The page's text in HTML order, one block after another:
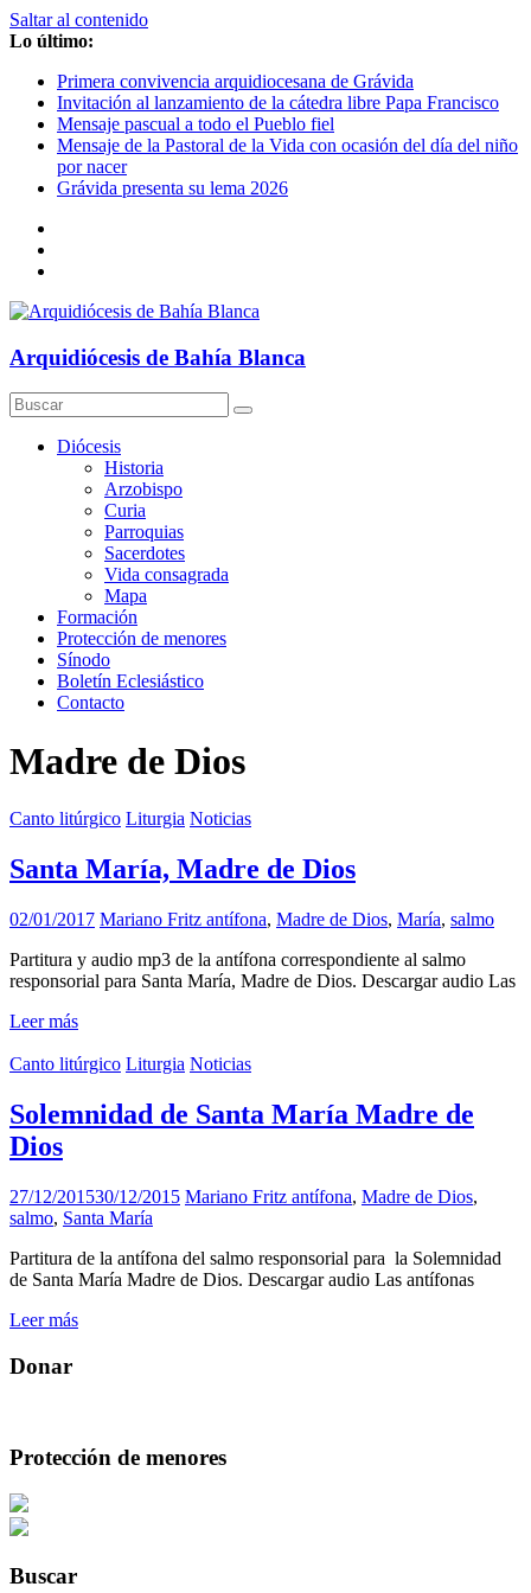
Saltar al contenido
Lo último:
Primera convivencia arquidiocesana de Grávida
Invitación al lanzamiento de la cátedra libre Papa Francisco
Mensaje pascual a todo el Pueblo fiel
Mensaje de la Pastoral de la Vida con ocasión del día del niño
por nacer
Grávida presenta su lema 2026
Arquidiócesis de Bahía Blanca
Diócesis
Historia
Arzobispo
Curia
Parroquias
Sacerdotes
Vida consagrada
Mapa
Formación
Protección de menores
Sínodo
Boletín Eclesiástico
Contacto
Madre de Dios
Canto litúrgico Liturgia Noticias
Santa María, Madre de Dios
02/01/2017 Mariano Fritz antífona, Madre de Dios, María, salmo
Partitura y audio mp3 de la antífona correspondiente al salmo
responsorial para Santa María, Madre de Dios. Descargar audio Las
Leer más
Canto litúrgico Liturgia Noticias
Solemnidad de Santa María Madre de
Dios
27/12/201530/12/2015 Mariano Fritz antífona, Madre de Dios,
salmo, Santa María
Partitura de la antífona del salmo responsorial para la Solemnidad
de Santa María Madre de Dios. Descargar audio Las antífonas
Leer más
Donar
Protección de menores
Buscar